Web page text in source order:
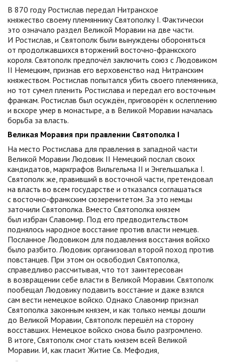
В 870 году Ростислав передал Нитранское
княжество своему племяннику Святополку I. Фактически
это означало раздел Великой Моравии на две части.
И Ростислав, и Святополк были вынуждены обороняться
от продолжавшихся вторжений восточно-франкского
короля. Святополк предпочёл заключить союз с Людовиком
II Немецким, признав его верховенство над Нитранским
княжеством. Ростислав попытался убить своего племянника,
но тот сумел пленить Ростислава и передал его восточным
франкам. Ростислав был осуждён, приговорён к ослеплению
и вскоре умер в монастыре, а в Великой Моравии началась
борьба за власть.
Великая Моравия при правлении Святополка I
На место Ростислава для правления в западной части
Великой Моравии Людовик II Немецкий послал своих
кандидатов, маркграфов Вильгельма II и Энгельшалька I.
Святополк же, правивший в восточной части, претендовал
на власть во всем государстве и отказался соглашаться
с восточно-франкским сюзеренитетом. За это немцы
заточили Святополка. Вместо Святополка князем
был избран Славомир. Под его предводительством
поднялось народное восстание против власти немцев.
Посланное Людовиком для подавления восстания войско
было разбито. Людовик организовал второй поход против
повстанцев. При этом он освободил Святополка,
справедливо рассчитывая, что тот заинтересован
в возвращении себе власти в Великой Моравии. Святополк
пообещал Людовику подавить восстание и даже взялся
сам вести немецкое войско. Однако Славомир признал
Святополка законным князем, и как только немцы дошли
до Великой Моравии, Святополк перешёл на сторону
восставших. Немецкое войско снова было разгромлено.
В итоге, Святополк смог стать князем всей Великой
Моравии. И, как гласит Житие Св. Мефодия,